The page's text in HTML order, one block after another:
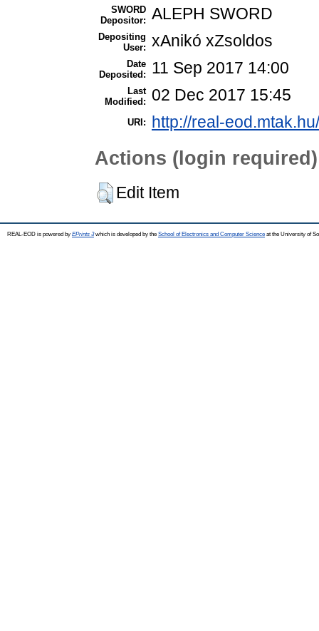
SWORD
Depositor: ALEPH SWORD
Depositing
User: xAnikó xZsoldos
Date
Deposited:
11 Sep 2017 14:00
Last
Modified:
02 Dec 2017 15:45
URI: http://real-
Actions (login required)
Edit Item
REAL-EOD is powered by EPrints 3which is developed by the School of Electronics and Computer Science at the University of